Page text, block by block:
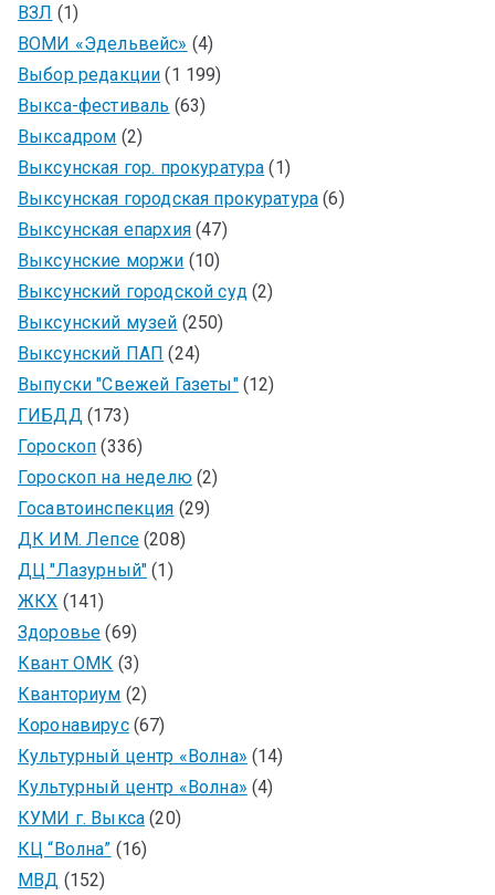
ВЗЛ (1)
ВОМИ «Эдельвейс» (4)
Выбор редакции (1 199)
Выкса-фестиваль (63)
Выксадром (2)
Выксунская гор. прокуратура (1)
Выксунская городская прокуратура (6)
Выксунская епархия(47)
Выксунские моржи (10)
Выксунский городской суд(2)
Выксунский музей (250)
Выксунский ПАП (24)
Выпуски "Свежей Газеты"(12)
ГИБДД(173)
Гороскоп (336)
Гороскоп на неделю(2)
Госавтоинспекция (29)
ДК ИМ. Лепсе(208)
ДЦ "Лазурный" (1)
ЖКХ (141)
Здоровье (69)
Квант ОМК (3)
Кванториум (2)
Коронавирус(67)
Культурный центр «Волна» (14)
Культурный центр «Волна» (4)
КУМИ г. Выкса (20)
КЦ “Волна” (16)
МВД (152)